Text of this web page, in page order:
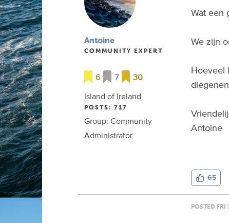
Antoine
COMMUNITY EXPERT
6 7
30
Island of Ireland
POSTS: 717
Group: Community
Administrator
Wat een
We zijn
Hoeveel
Antoine
65
POSTED